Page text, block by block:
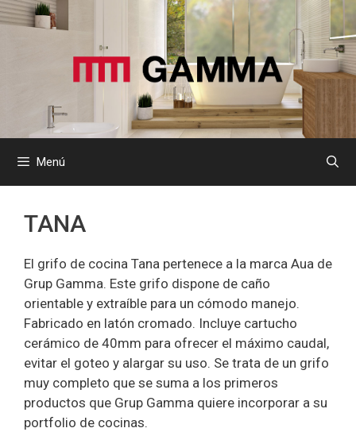
Saltar
al
Menú
TANA
El grifo de cocina Tana pertenece a la marca Aua de
Grup Gamma. Este grifo dispone de caño
orientable y extraíble para un cómodo manejo.
Fabricado en latón cromado. Incluye cartucho
cerámico de 40mm para ofrecer el máximo caudal,
evitar el goteo y alargar su uso. Se trata de un grifo
muy completo que se suma a los primeros
productos que Grup Gamma quiere incorporar a su
portfolio de cocinas.